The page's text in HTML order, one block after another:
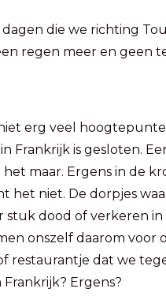
dagen die we richting
regen meer en geen
erg veel
Frankrijk is gesloten.
maar. Ergens in de
het niet. De dorpjes
stuk dood of verkeren
onszelf daarom voor
restaurantje dat we
Ergens?